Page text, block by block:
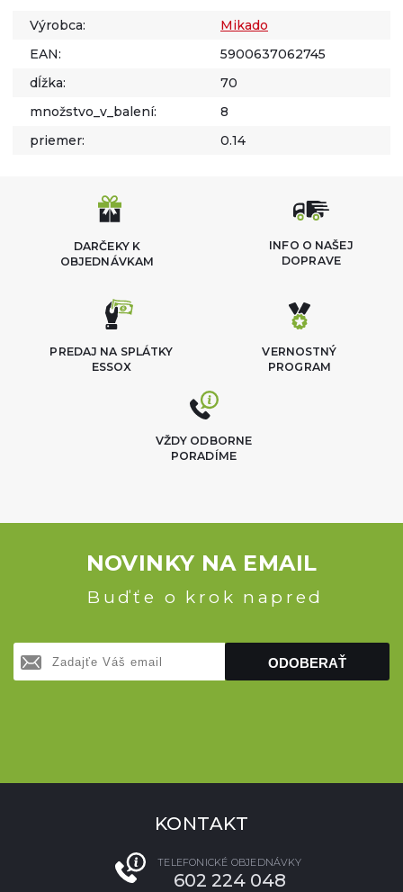
Výrobca:
Mikado
EAN:
5900637062745
dĺžka:
70
množstvo_v_balení:
8
priemer:
0.14
DARČEKY K
OBJEDNÁVKAM
INFO O NAŠEJ
DOPRAVE
VERNOSTNÝ
PROGRAM
PREDAJ NA SPLÁTKY
ESSOX
VŽDY ODBORNE
PORADÍME
NOVINKY NA EMAIL
Buďťe o krok napred
ODOBERAŤ
KONTAKT
TELEFONICKÉ OBJEDNÁVKY
602 224 048